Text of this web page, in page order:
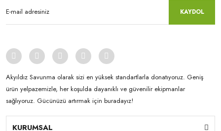
KAYDOL
Akyıldız Savunma olarak sizi en yüksek standartlarla donatıyoruz. Geniş
ürün yelpazemizle, her koşulda dayanıklı ve güvenilir ekipmanlar
sağlıyoruz. Gücünüzü artırmak için buradayız!
KURUMSAL